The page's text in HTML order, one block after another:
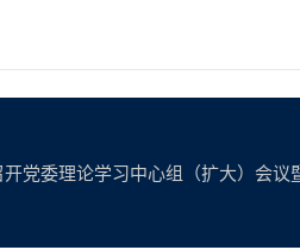
党委理论学习中心组（扩大）会议